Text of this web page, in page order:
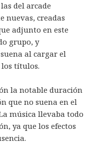
del arcade
nuevas, creadas
adjunto en este
grupo, y
al cargar el
títulos.
la notable duración
que no suena en el
música llevaba todo
ya que los efectos